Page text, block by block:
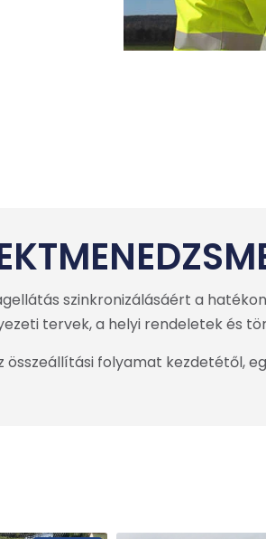
szinkronizálásáért a
tervek, a helyi rendeletek és
folyamat kezdetétől,